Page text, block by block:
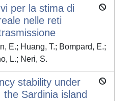
per la stima di
nelle reti
E.; Huang, T.; Bompard, E.;
L.; Neri, S.
stability under
Sardinia island